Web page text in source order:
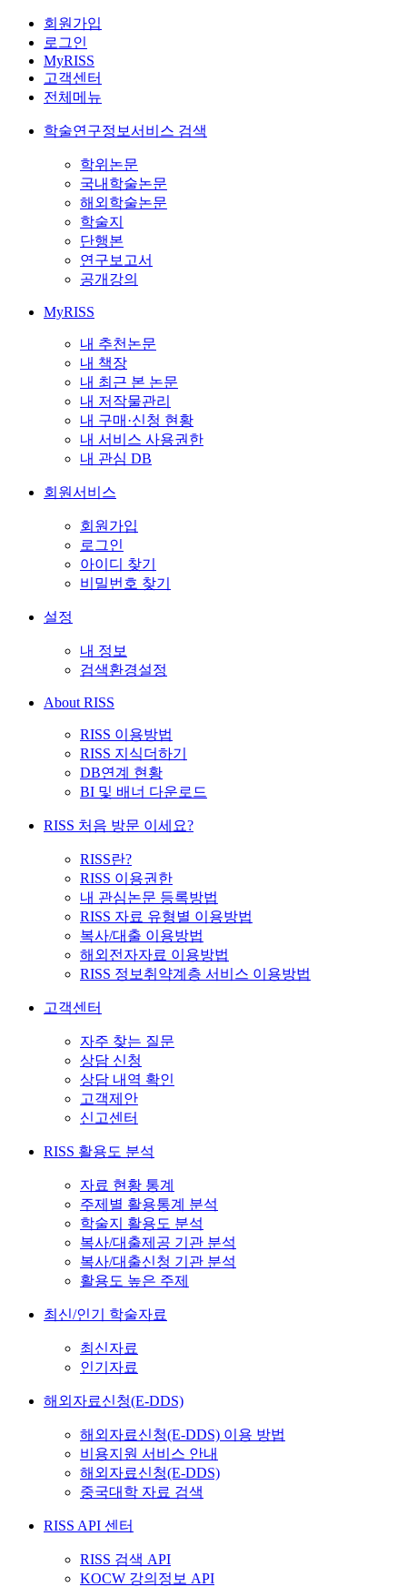
회원가입
로그인
MyRISS
고객센터
전체메뉴
학술연구정보서비스 검색
학위논문
국내학술논문
해외학술논문
학술지
단행본
연구보고서
공개강의
MyRISS
내 추천논문
내 책장
내 최근 본 논문
내 저작물관리
내 구매·신청 현황
내 서비스 사용권한
내 관심 DB
회원서비스
회원가입
로그인
아이디 찾기
비밀번호 찾기
설정
내 정보
검색환경설정
About RISS
RISS 이용방법
RISS 지식더하기
DB연계 현황
BI 및 배너 다운로드
RISS 처음 방문 이세요?
RISS란?
RISS 이용권한
내 관심논문 등록방법
RISS 자료 유형별 이용방법
복사/대출 이용방법
해외전자자료 이용방법
RISS 정보취약계층 서비스 이용방법
고객센터
자주 찾는 질문
상담 신청
상담 내역 확인
고객제안
신고센터
RISS 활용도 분석
자료 현황 통계
주제별 활용통계 분석
학술지 활용도 분석
복사/대출제공 기관 분석
복사/대출신청 기관 분석
활용도 높은 주제
최신/인기 학술자료
최신자료
인기자료
해외자료신청(E-DDS)
해외자료신청(E-DDS) 이용 방법
비용지원 서비스 안내
해외자료신청(E-DDS)
중국대학 자료 검색
RISS API 센터
RISS 검색 API
KOCW 강의정보 API